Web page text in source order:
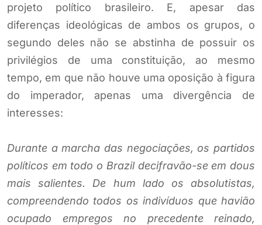
projeto político brasileiro. E, apesar das
diferenças ideológicas de ambos os grupos, o
segundo deles não se abstinha de possuir os
privilégios de uma constituição, ao mesmo
tempo, em que não houve uma oposição à figura
do imperador, apenas uma divergência de
interesses:
Durante a marcha das negociações, os partidos
políticos em todo o Brazil decifravão-se em dous
mais salientes. De hum lado os absolutistas,
compreendendo todos os indivíduos que havião
ocupado empregos no precedente reinado,